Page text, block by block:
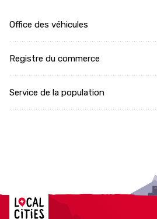
Office des véhicules
Registre du commerce
Service de la population
Localcities